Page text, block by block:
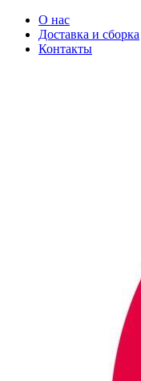
О нас
Доставка и сборка
Контакты